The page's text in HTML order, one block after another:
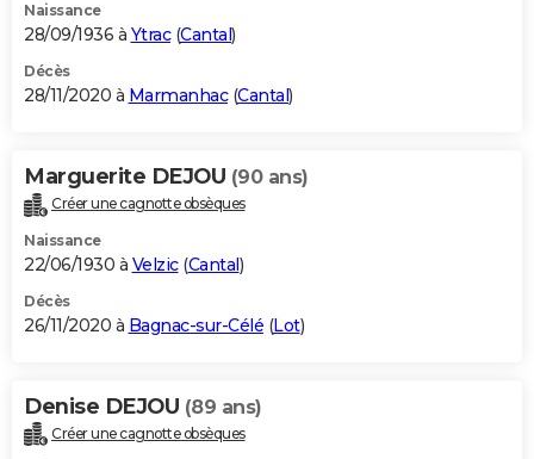
Naissance
28/09/1936 à Ytrac(Cantal)
Décès
28/11/2020 à Marmanhac(Cantal)
Marguerite DEJOU (90 ans)
Créer une cagnotte obsèques
Naissance
22/06/1930 à Velzic(Cantal)
Décès
26/11/2020 à Bagnac-sur-Célé (Lot)
Denise DEJOU (89 ans)
Créer une cagnotte obsèques